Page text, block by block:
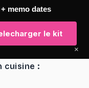
cuisine :
memo dates
le kit
×